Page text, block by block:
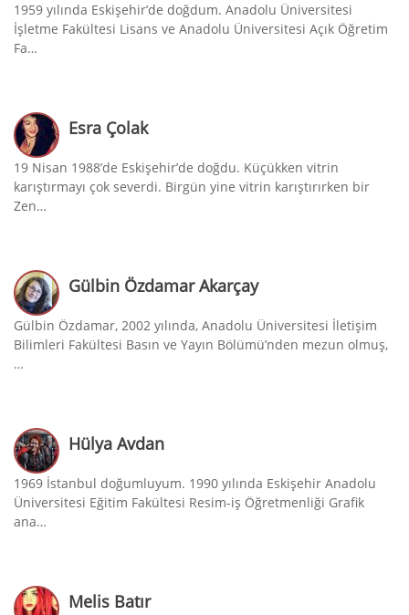
1959 yılında Eskişehir’de doğdum. Anadolu Üniversitesi
İşletme Fakültesi Lisans ve Anadolu Üniversitesi Açık Öğretim
Fa…
Esra Çolak
19 Nisan 1988’de Eskişehir’de doğdu. Küçükken vitrin
karıştırmayı çok severdi. Birgün yine vitrin karıştırırken bir
Zen…
Gülbin Özdamar Akarçay
Gülbin Özdamar, 2002 yılında, Anadolu Üniversitesi İletişim
Bilimleri Fakültesi Basın ve Yayın Bölümü’nden mezun olmuş,
…
Hülya Avdan
1969 İstanbul doğumluyum. 1990 yılında Eskişehir Anadolu
Üniversitesi Eğitim Fakültesi Resim-iş Öğretmenliği Grafik
ana…
Melis Batır